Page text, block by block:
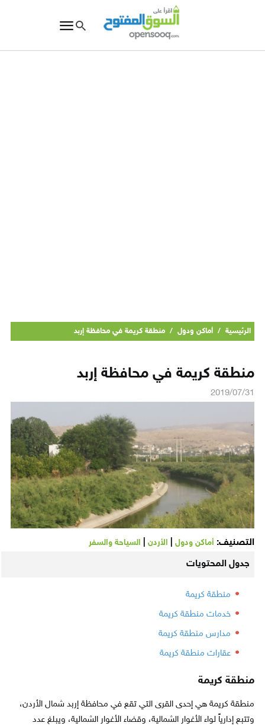
الرئيسية / أماكن ودول / منطقة كريمة في محافظة إربد
منطقة كريمة في محافظة إربد
2019/07/31
التصنيف: أماكن ودول| الأردن| السياحة والسفر
جدول المحتويات
منطقة كريمة
خدمات منطقة كريمة
مدارس منطقة كريمة
عقارات منطقة كريمة
منطقة كريمة
منطقة كريمة هي إحدى القرى التي تقع في محافظة إربد شمال الأردن،
وتتبع إدارياً لواء الأغوار الشمالية، وقضاء الأغوار الشمالية، ويبلغ عدد